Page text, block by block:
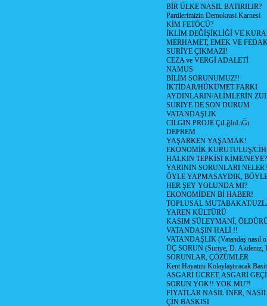
BİR ÜLKE NASIL BATIRILIR?
Partilerimizin Demokrasi Karnesi
KİM FETÖCÜ?
İKLİM DEĞİŞİKLİĞİ VE
MERHAMET, EMEK VE
SURİYE ÇIKMAZI!
CEZA ve VERGİ ADALETİ
NAMUS
BİLİM SORUNUMUZ!!
İKTİDAR/HÜKÜMET FARKI
AYDINLARIN/ALİMLERİN
SURİYE DE SON DURUM
VATANDAŞLIK
CILGIN PROJE ÇıLğInLıĞı
DEPREM
YAŞARKEN YAŞAMAK!
EKONOMİK KURUTULUŞ/
HALKIN TEPKİSİ KİME/NEYE?
YARININ SORUNLARI NELER?
ÖYLE YAPMASAYDIK,
HER ŞEY YOLUNDA MI?
EKONOMİDEN Bİ HABER!
TOPLUSAL MUTABAKAT/
YAREN KÜLTÜRÜ
KASIM SÜLEYMANİ,
VATANDAŞIN HALİ !!
VATANDAŞLIK (Vatandaş nasıl
ÜÇ SORUN (Suriye, D. Akdeniz,
SORUNLAR, ÇÖZÜMLER
Kent Hayatını Kolaylaştıracak
ASGARİ ÜCRET, ASGARİ
SORUN YOK!! YOK MU?!
FİYATLAR NASIL İNER,
ÇİN BASKISI